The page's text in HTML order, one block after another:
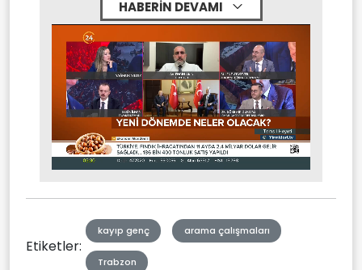
HABERİN DEVAMI
Mute Stream
Etiketler:
kayıp genç arama çalışmaları
Trabzon